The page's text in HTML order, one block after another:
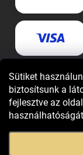
Sütiket
biztosítsunk a
fejlesztve az